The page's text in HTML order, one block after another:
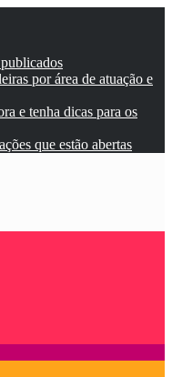
por área de atuação e
e tenha dicas para os
que estão abertas